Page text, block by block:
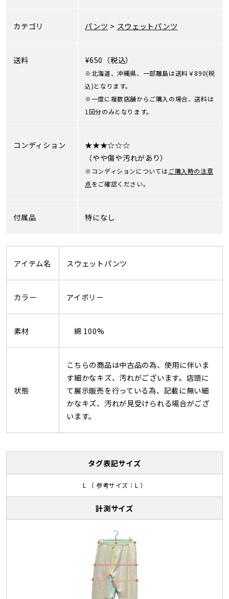
カテゴリ パンツ > スウェットパンツ
送料 ¥650（税込）
※北海道、沖縄県、一部離島は送料￥890(税
込)となります。
※一度に複数店舗からご購入の場合、送料は
1回分のみとなります。
コンディション
★★★☆☆☆
（やや傷や汚れがあり）
※コンディションについてはご購入時の注意
点をご確認ください。
付属品 特になし
アイテム名 スウェットパンツ
カラー アイボリー
素材 綿 100%
状態
こちらの商品は中古品の為、使用に伴いま
す細かなキズ、汚れがございます。店頭に
て展示販売を行っている為、記載に無い細
かなキズ、汚れが見受けられる場合がござ
います。
タグ表記サイズ
L （ 参考サイズ：L ）
計測サイズ